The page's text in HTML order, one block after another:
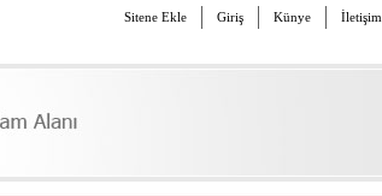
Sitene Ekle Giriş Künye İletişim